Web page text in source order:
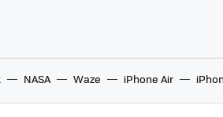
NASA Waze iPhone Air